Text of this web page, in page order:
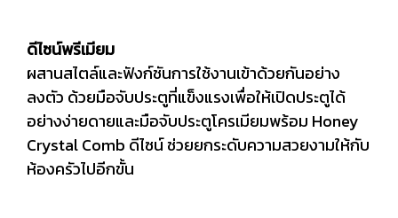
ดีไซน์พรีเมียม
ผสานสไตล์และฟังก์ชันการใช้งานเข้าด้วยกันอย่าง
ลงตัว ด้วยมือจับประตูที่แข็งแรงเพื่อให้เปิดประตูได้
อย่างง่ายดายและมือจับประตูโครเมียมพร้อม Honey
Crystal Comb ดีไซน์ ช่วยยกระดับความสวยงามให้กับ
ห้องครัวไปอีกขั้น